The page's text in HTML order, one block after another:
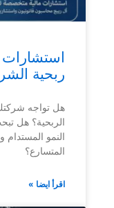
ربحية
هل تواجه
الربحية؟ هل
النمو المستدام
المتسارع؟
اقرأ ايضا »